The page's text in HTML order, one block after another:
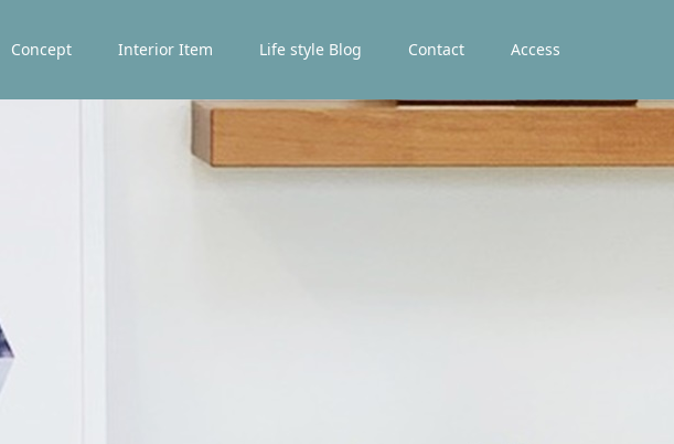
Concept Interior Item Life style Blog Contact Access